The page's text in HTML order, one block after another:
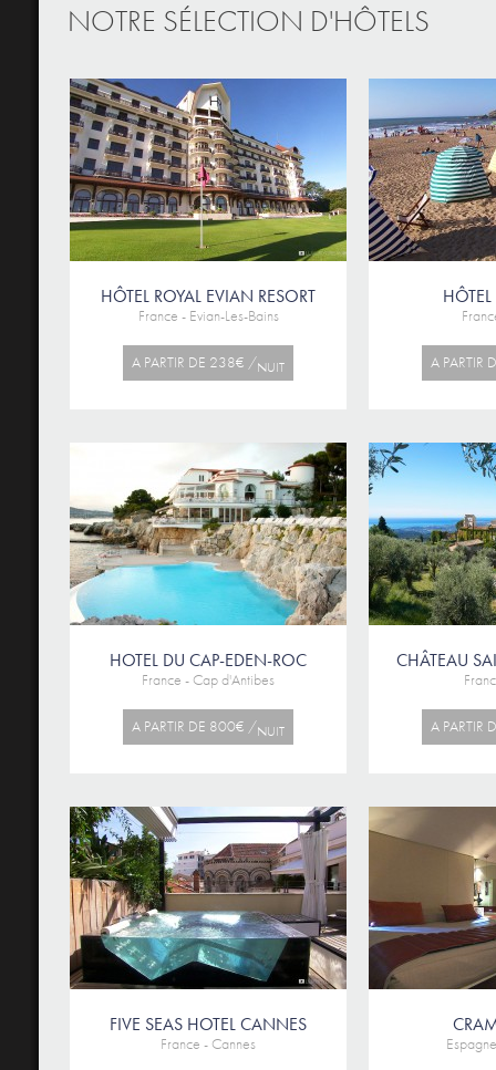
NOTRE SÉLECTION D'HÔTELS
HÔTEL ROYAL EVIAN RESORT
France - Evian-Les-Bains
A PARTIR DE 238€ /NUIT A
HOTEL DU CAP-EDEN-ROC
France - Cap d'Antibes
A PARTIR DE 800€ /NUIT
CHÂTEAU
A
FIVE SEAS HOTEL CANNES
France - Cannes